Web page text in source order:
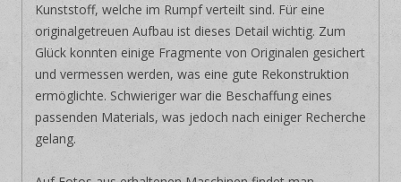
Kunststoff, welche im Rumpf verteilt sind. Für eine
originalgetreuen Aufbau ist dieses Detail wichtig. Zum
Glück konnten einige Fragmente von Originalen gesichert
und vermessen werden, was eine gute Rekonstruktion
ermöglichte. Schwieriger war die Beschaffung eines
passenden Materials, was jedoch nach einiger Recherche
gelang.